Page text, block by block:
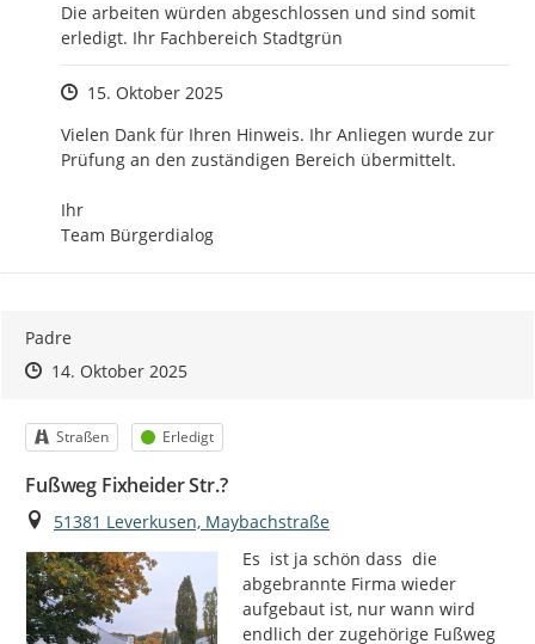
Die arbeiten würden abgeschlossen und sind somit
erledigt. Ihr Fachbereich Stadtgrün
Zeitpunkt des Erstellens
15. Oktober 2025
Vielen Dank für Ihren Hinweis. Ihr Anliegen wurde zur
Prüfung an den zuständigen Bereich übermittelt.
Ihr
Team Bürgerdialog
Padre
Zeitpunkt des Erstellens
Zeitpunkt des Erstellens
14. Oktober 2025Zur Äußerung
Kategorie
Straßen Status
Erledigt
Fußweg Fixheider Str.?
Ort
51381 Leverkusen, Maybachstraße
Es  ist ja schön dass  die
abgebrannte Firma wieder
aufgebaut ist, nur wann wird
endlich der zugehörige Fußweg